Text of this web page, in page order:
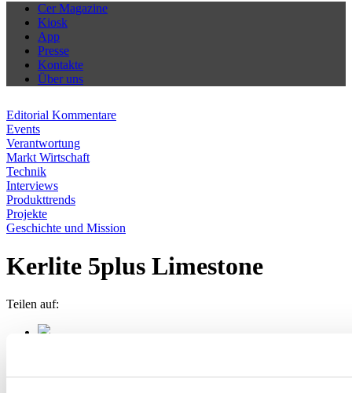
Cer Magazine
Kiosk
App
Presse
Kontakte
Über uns
Editorial Kommentare
Events
Verantwortung
Markt Wirtschaft
Technik
Interviews
Produkttrends
Projekte
Geschichte und Mission
Kerlite 5plus Limestone
Teilen auf: